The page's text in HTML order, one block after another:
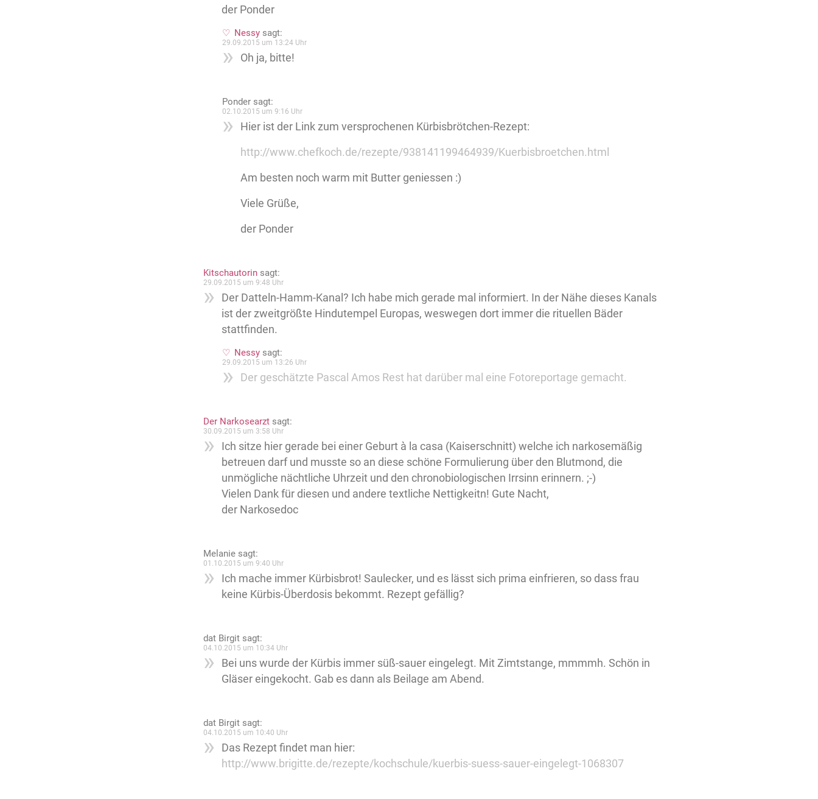
der Ponder
Nessy sagt:
29.09.2015 um 13:24 Uhr
Oh ja, bitte!
Ponder sagt:
02.10.2015 um 9:16 Uhr
Hier ist der Link zum versprochenen Kürbisbrötchen-Rezept:
http://www.chefkoch.de/rezepte/938141199464939/Kuerbisbroetchen.html
Am besten noch warm mit Butter geniessen :)
Viele Grüße,
der Ponder
Kitschautorin sagt:
29.09.2015 um 9:48 Uhr
Der Datteln-Hamm-Kanal? Ich habe mich gerade mal informiert. In der Nähe dieses Kanals
ist der zweitgrößte Hindutempel Europas, weswegen dort immer die rituellen Bäder
stattfinden.
Nessy sagt:
29.09.2015 um 13:26 Uhr
Der geschätzte Pascal Amos Rest hat darüber mal eine Fotoreportage gemacht.
Der Narkosearzt sagt:
30.09.2015 um 3:58 Uhr
Ich sitze hier gerade bei einer Geburt à la casa (Kaiserschnitt) welche ich narkosemäßig
betreuen darf und musste so an diese schöne Formulierung über den Blutmond, die
unmögliche nächtliche Uhrzeit und den chronobiologischen Irrsinn erinnern. ;-)
Vielen Dank für diesen und andere textliche Nettigkeitn! Gute Nacht,
der Narkosedoc
Melanie sagt:
01.10.2015 um 9:40 Uhr
Ich mache immer Kürbisbrot! Saulecker, und es lässt sich prima einfrieren, so dass frau
keine Kürbis-Überdosis bekommt. Rezept gefällig?
dat Birgit sagt:
04.10.2015 um 10:34 Uhr
Bei uns wurde der Kürbis immer süß-sauer eingelegt. Mit Zimtstange, mmmmh. Schön in
Gläser eingekocht. Gab es dann als Beilage am Abend.
dat Birgit sagt:
04.10.2015 um 10:40 Uhr
Das Rezept findet man hier:
http://www.brigitte.de/rezepte/kochschule/kuerbis-suess-sauer-eingelegt-1068307